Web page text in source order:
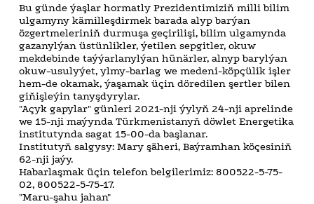
Bu günde ýaşlar hormatly Prezidentimiziň milli bilim
ulgamyny kämilleşdirmek barada alyp barýan
özgertmeleriniň durmuşa geçirilişi, bilim ulgamynda
gazanylýan üstünlikler, ýetilen sepgitler, okuw
mekdebinde taýýarlanylýan hünärler, alnyp barylýan
okuw-usulyýet, ylmy-barlag we medeni-köpçülik işler
hem-de okamak, ýaşamak üçin döredilen şertler bilen
giňişleýin tanyşdyrylar.
"Açyk gapylar" günleri 2021-nji ýylyň 24-nji aprelinde
we 15-nji maýynda Türkmenistanyň döwlet Energetika
institutynda sagat 15-00-da başlanar.
Institutyň salgysy: Mary şäheri, Baýramhan köçesiniň
62-nji jaýy.
Habarlaşmak üçin telefon belgilerimiz: 800522-5-75-
02, 800522-5-75-17.
"Maru-şahu jahan"